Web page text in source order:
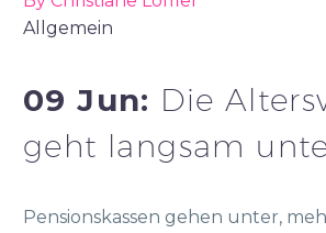
Allgemein
09 Jun: Die
geht langsam
Pensionskassen gehen unter,